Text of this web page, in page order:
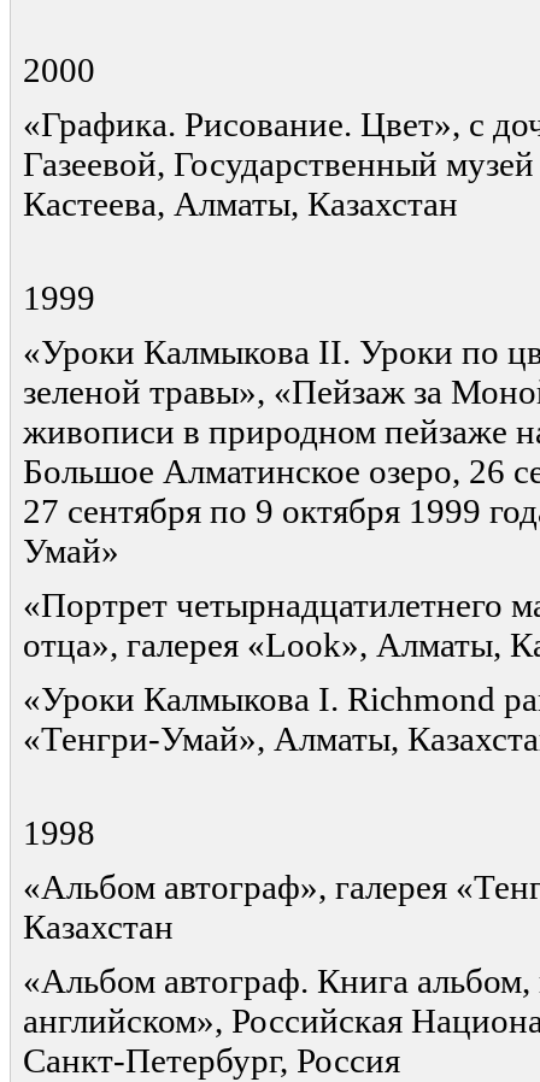
2000
«Графика. Рисование. Цвет», с
Газеевой, Государственный
Кастеева, Алматы, Казахстан
1999
«Уроки Калмыкова II. Уроки по
зеленой травы», «Пейзаж за
живописи в природном пейзаже
Большое Алматинское озеро, 26
27 сентября по 9 октября 1999
Умай»
«Портрет четырнадцатилетнего
отца», галерея «Look», Алматы,
«Уроки Калмыкова I. Richmond
«Тенгри-Умай», Алматы,
1998
«Альбом автограф», галерея
Казахстан
«Альбом автограф. Книга альбом,
английском», Российская
Санкт-Петербург, Россия